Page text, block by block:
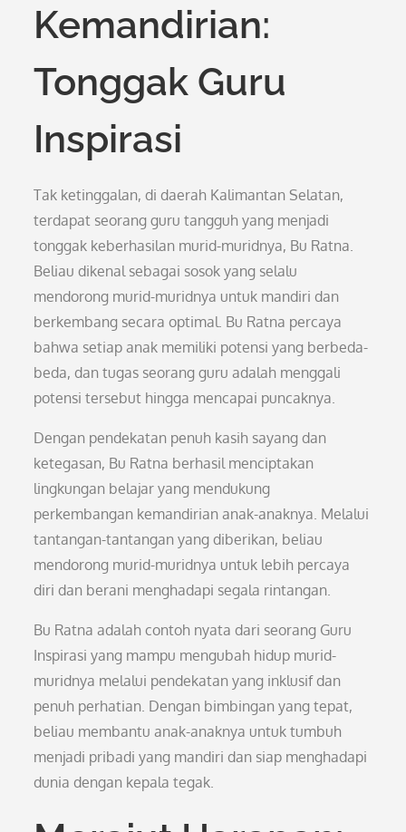
Kemandirian:
Tonggak Guru
Inspirasi
Tak ketinggalan, di daerah Kalimantan Selatan,
terdapat seorang guru tangguh yang menjadi
tonggak keberhasilan murid-muridnya, Bu Ratna.
Beliau dikenal sebagai sosok yang selalu
mendorong murid-muridnya untuk mandiri dan
berkembang secara optimal. Bu Ratna percaya
bahwa setiap anak memiliki potensi yang berbeda-
beda, dan tugas seorang guru adalah menggali
potensi tersebut hingga mencapai puncaknya.
Dengan pendekatan penuh kasih sayang dan
ketegasan, Bu Ratna berhasil menciptakan
lingkungan belajar yang mendukung
perkembangan kemandirian anak-anaknya. Melalui
tantangan-tantangan yang diberikan, beliau
mendorong murid-muridnya untuk lebih percaya
diri dan berani menghadapi segala rintangan.
Bu Ratna adalah contoh nyata dari seorang Guru
Inspirasi yang mampu mengubah hidup murid-
muridnya melalui pendekatan yang inklusif dan
penuh perhatian. Dengan bimbingan yang tepat,
beliau membantu anak-anaknya untuk tumbuh
menjadi pribadi yang mandiri dan siap menghadapi
dunia dengan kepala tegak.